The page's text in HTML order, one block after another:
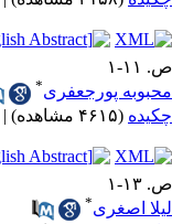
ص. ۱۱-۱
محبوبه پورجعفری*
چکیده (۴۶۱۵ مشاهده) |
ص. ۱۳-۱
لیلا اصغری*